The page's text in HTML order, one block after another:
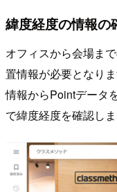
緯度経度の情報の
オフィスから会場ま
置情報が必要となり
情報からPointデータ
で緯度経度を確認しま